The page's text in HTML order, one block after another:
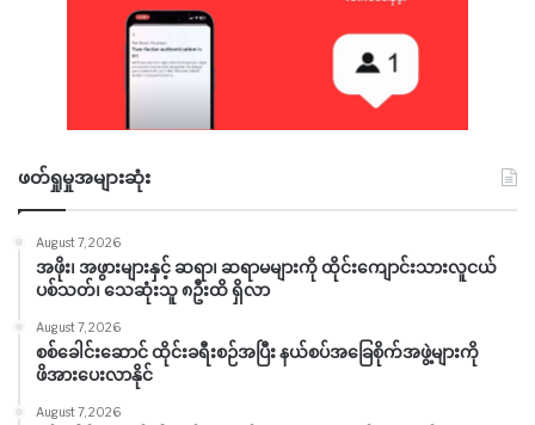
ဖတ်ရှုမှုအများဆုံး
August 7, 2026
အဖိုး၊ အဖွားများနှင့် ဆရာ၊ ဆရာမများကို ထိုင်းကျောင်းသားလူငယ်
ပစ်သတ်၊ သေဆုံးသူ ၈ဦးထိ ရှိလာ
August 7, 2026
စစ်ခေါင်းဆောင် ထိုင်းခရီးစဉ်အပြီး နယ်စပ်အခြေစိုက်အဖွဲ့များကို
ဖိအားပေးလာနိုင်
August 7, 2026